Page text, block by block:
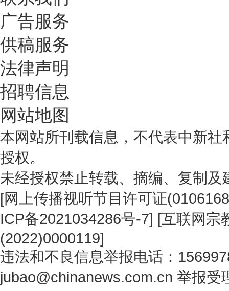
广告服务
供稿服务
法律声明
招聘信息
网站地图
本网站所刊载信息，不代表中新
授权。
未经授权禁止转载、摘编、复制
[网上传播视听节目许可证
ICP备2021034286号-7] [互联网宗
(2022)0000119]
违法和不良信息举报电话：
jubao@chinanews.com.cn 举报受